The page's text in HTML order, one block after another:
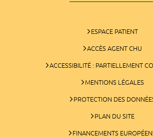
ESPACE PATIENT
ACCÈS AGENT CHU
ACCESSIBILITÉ : PARTIELLEMENT
MENTIONS LÉGALES
PROTECTION DES
PLAN DU SITE
FINANCEMENTS